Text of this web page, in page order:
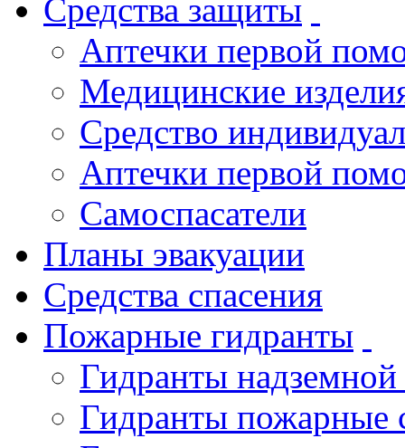
Средства защиты
Аптечки первой
Медицинские
Средство
Аптечки первой
Самоспасатели
Планы эвакуации
Средства спасения
Пожарные гидранты
Гидранты
Гидранты пожарные